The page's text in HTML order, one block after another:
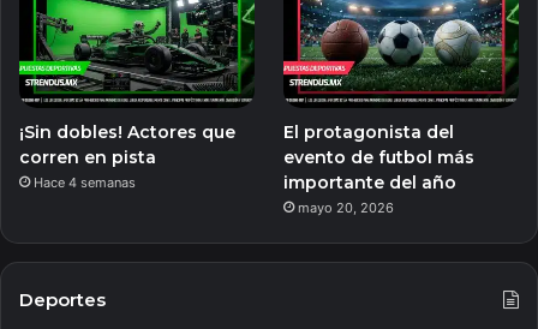
¡Sin dobles! Actores que
corren en pista
Hace 4 semanas
El protagonista del
evento de futbol más
importante del año
mayo 20, 2026
Deportes